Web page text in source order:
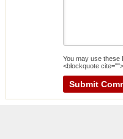
You may use these
<blockquote